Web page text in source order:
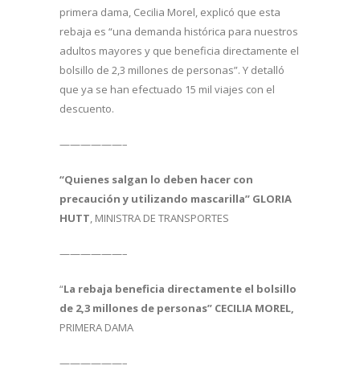
primera dama, Cecilia Morel, explicó que esta
rebaja es “una demanda histórica para nuestros
adultos mayores y que beneficia directamente el
bolsillo de 2,3 millones de personas”. Y detalló
que ya se han efectuado 15 mil viajes con el
descuento.
——————–
“Quienes salgan lo deben hacer con
precaución y utilizando mascarilla” GLORIA
HUTT , MINISTRA DE TRANSPORTES
——————–
“La rebaja beneficia directamente el bolsillo
de 2,3 millones de personas” CECILIA MOREL,
PRIMERA DAMA
——————–